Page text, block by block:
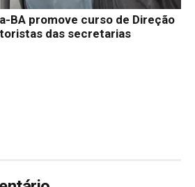
BA promove curso de Direção
das secretarias